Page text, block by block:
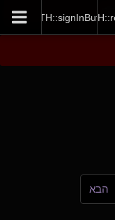
AUTH::signInButton
הבא